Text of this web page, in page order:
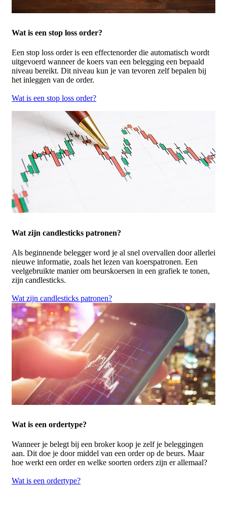
Wat is een stop loss order?
Een stop loss order is een effectenorder die automatisch wordt
uitgevoerd wanneer de koers van een belegging een bepaald
niveau bereikt. Dit niveau kun je van tevoren zelf bepalen bij
het inleggen van de order.
Wat is een stop loss order?
Wat zijn candlesticks patronen?
Als beginnende belegger word je al snel overvallen door allerlei
nieuwe informatie, zoals het lezen van koerspatronen. Een
veelgebruikte manier om beurskoersen in een grafiek te tonen,
zijn candlesticks.
Wat zijn candlesticks patronen?
Wat is een ordertype?
Wanneer je belegt bij een broker koop je zelf je beleggingen
aan. Dit doe je door middel van een order op de beurs. Maar
hoe werkt een order en welke soorten orders zijn er allemaal?
Wat is een ordertype?